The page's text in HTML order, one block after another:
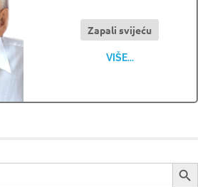
Zapali svijeću
VIŠE...
SEARCH BUTTON